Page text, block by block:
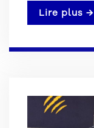
Lire plus →